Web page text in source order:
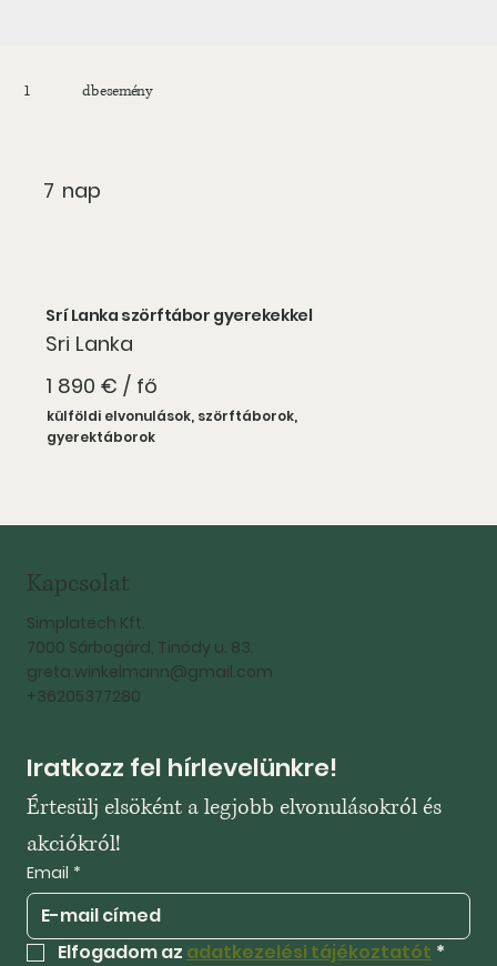
1 db esemény
7 nap
Srí Lanka szörftábor gyerekekkel
Sri Lanka
1 890 € / fő
külföldi elvonulások, szörftáborok,
gyerektáborok
Iratkozz fel hírlevelünkre!
Értesülj elsöként a legjobb elvonulásokról és
akciókról!
Email *
Elfogadom az adatkezelési tájékoztatót *
Kapcsolat
Simplatech Kft.
7000 Sárbogárd, Tinódy u. 83.
greta.winkelmann@gmail.com
+36205377280